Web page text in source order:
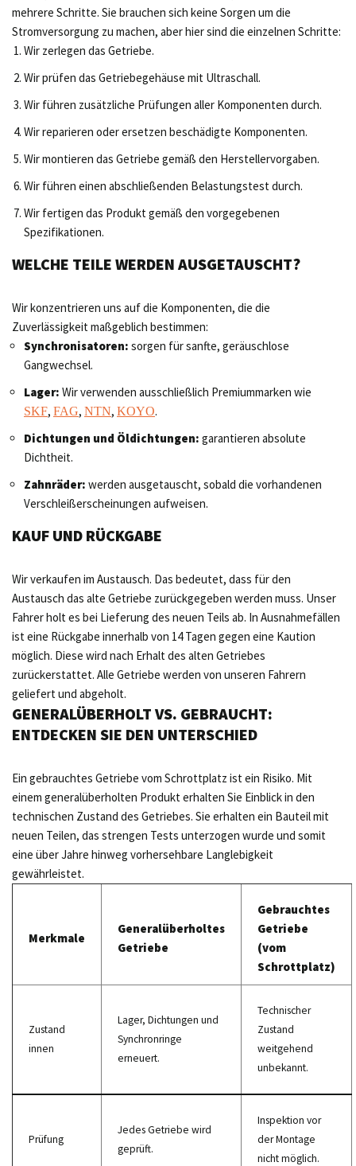
mehrere Schritte. Sie brauchen sich keine Sorgen um die
Stromversorgung zu machen, aber hier sind die einzelnen Schritte:
Wir zerlegen das Getriebe.
Wir prüfen das Getriebegehäuse mit Ultraschall.
Wir führen zusätzliche Prüfungen aller Komponenten durch.
Wir reparieren oder ersetzen beschädigte Komponenten.
Wir montieren das Getriebe gemäß den Herstellervorgaben.
Wir führen einen abschließenden Belastungstest durch.
Wir fertigen das Produkt gemäß den vorgegebenen
Spezifikationen.
WELCHE TEILE WERDEN AUSGETAUSCHT?
Wir konzentrieren uns auf die Komponenten, die die
Zuverlässigkeit maßgeblich bestimmen:
Synchronisatoren: sorgen für sanfte, geräuschlose
Gangwechsel.
Lager: Wir verwenden ausschließlich Premiummarken wie
SKF, FAG, NTN, KOYO.
Dichtungen und Öldichtungen: garantieren absolute
Dichtheit.
Zahnräder: werden ausgetauscht, sobald die vorhandenen
Verschleißerscheinungen aufweisen.
KAUF UND RÜCKGABE
Wir verkaufen im Austausch. Das bedeutet, dass für den
Austausch das alte Getriebe zurückgegeben werden muss. Unser
Fahrer holt es bei Lieferung des neuen Teils ab. In Ausnahmefällen
ist eine Rückgabe innerhalb von 14 Tagen gegen eine Kaution
möglich. Diese wird nach Erhalt des alten Getriebes
zurückerstattet. Alle Getriebe werden von unseren Fahrern
geliefert und abgeholt.
GENERALÜBERHOLT VS. GEBRAUCHT:
ENTDECKEN SIE DEN UNTERSCHIED
Ein gebrauchtes Getriebe vom Schrottplatz ist ein Risiko. Mit
einem generalüberholten Produkt erhalten Sie Einblick in den
technischen Zustand des Getriebes. Sie erhalten ein Bauteil mit
neuen Teilen, das strengen Tests unterzogen wurde und somit
eine über Jahre hinweg vorhersehbare Langlebigkeit
gewährleistet.
Merkmale
Generalüberholtes
Getriebe
Gebrauchtes
Getriebe
(vom
Schrottplatz)
Zustand
innen
Lager, Dichtungen und
Synchronringe
erneuert.
Technischer
Zustand
weitgehend
unbekannt.
Prüfung
Jedes Getriebe wird
geprüft.
Inspektion vor
der Montage
nicht möglich.